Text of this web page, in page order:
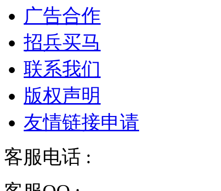
广告合作
招兵买马
联系我们
版权声明
友情链接申请
客服电话 :